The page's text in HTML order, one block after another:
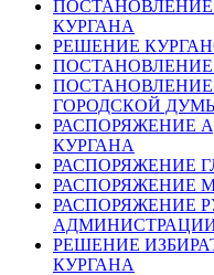
КУРГАНА
РЕШЕНИЕ
ПОСТАНОВЛЕНИЕ
ПОСТАНОВЛЕНИЕ
ГОРОДСКОЙ
РАСПОРЯЖЕНИЕ
КУРГАНА
РАСПОРЯЖЕНИЕ
РАСПОРЯЖЕНИЕ
РАСПОРЯЖЕНИЕ
РЕШЕНИЕ
КУРГАНА